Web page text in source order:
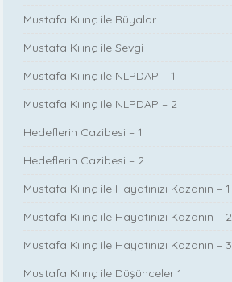
Mustafa Kılınç ile Rüyalar
Mustafa Kılınç ile Sevgi
Mustafa Kılınç ile NLPDAP – 1
Mustafa Kılınç ile NLPDAP – 2
Hedeflerin Cazibesi – 1
Hedeflerin Cazibesi – 2
Mustafa Kılınç ile Hayatınızı Kazanın – 1
Mustafa Kılınç ile Hayatınızı Kazanın – 2
Mustafa Kılınç ile Hayatınızı Kazanın – 3
Mustafa Kılınç ile Düşünceler 1